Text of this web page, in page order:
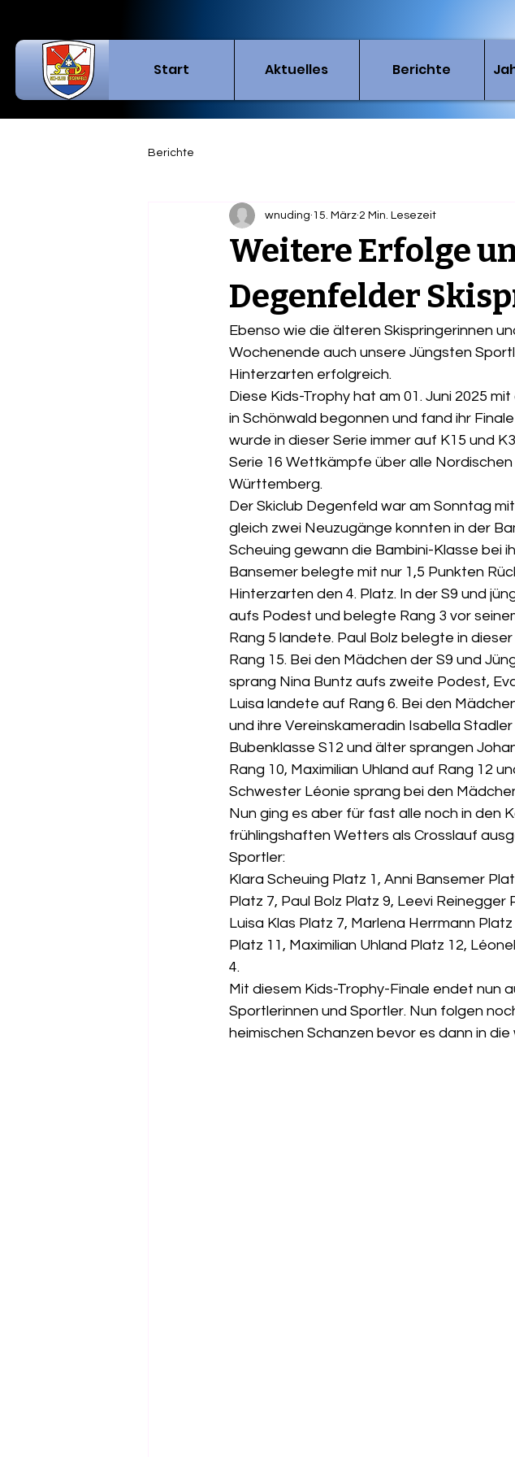
Start Aktuelles Berichte
Berichte
Weitere Erfolge
Degenfelder
wnuding 15. März 2 Min. Lesezeit
Ebenso wie die älteren Skispringerinnen
Wochenende auch unsere Jüngsten
Hinterzarten erfolgreich.
Diese Kids-Trophy hat am 01. Juni 2025
in Schönwald begonnen und fand ihr
wurde in dieser Serie immer auf K15 und
Serie 16 Wettkämpfe über alle
Württemberg.
Der Skiclub Degenfeld war am Sonntag
gleich zwei Neuzugänge konnten in der
Scheuing gewann die Bambini-Klasse bei
Bansemer belegte mit nur 1,5 Punkten
Hinterzarten den 4. Platz. In der S9 und
aufs Podest und belegte Rang 3 vor
Rang 5 landete. Paul Bolz belegte in
Rang 15. Bei den Mädchen der S9 und
sprang Nina Buntz aufs zweite Podest,
Luisa landete auf Rang 6. Bei den
und ihre Vereinskameradin Isabella
Bubenklasse S12 und älter sprangen
Rang 10, Maximilian Uhland auf Rang 12
Schwester Léonie sprang bei den
Nun ging es aber für fast alle noch in den
frühlingshaften Wetters als Crosslauf
Sportler:
Klara Scheuing Platz 1, Anni Bansemer
Platz 7, Paul Bolz Platz 9, Leevi Reinegger
Luisa Klas Platz 7, Marlena Herrmann
Platz 11, Maximilian Uhland Platz 12,
4.
Mit diesem Kids-Trophy-Finale endet nun
Sportlerinnen und Sportler. Nun folgen
heimischen Schanzen bevor es dann in